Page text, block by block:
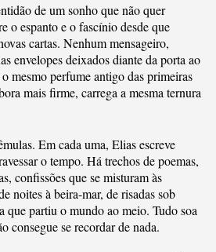
de um sonho que não quer
o espanto e o fascínio desde que
cartas. Nenhum mensageiro,
envelopes deixados diante da porta ao
mesmo perfume antigo das primeiras
mais firme, carrega a mesma ternura
Em cada uma, Elias escreve
o tempo. Há trechos de poemas,
confissões que se misturam às
noites à beira-mar, de risadas sob
que partiu o mundo ao meio. Tudo soa
consegue se recordar de nada.